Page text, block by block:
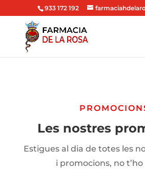
933 172 192
Les nostres
Estigues al dia de totes les
i promocions, no